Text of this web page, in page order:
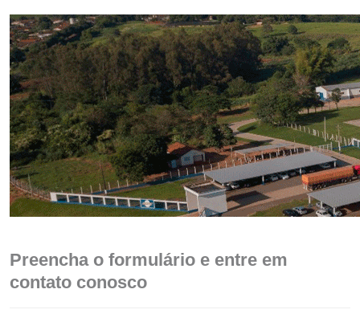
Preencha o formulário e entre em
contato conosco